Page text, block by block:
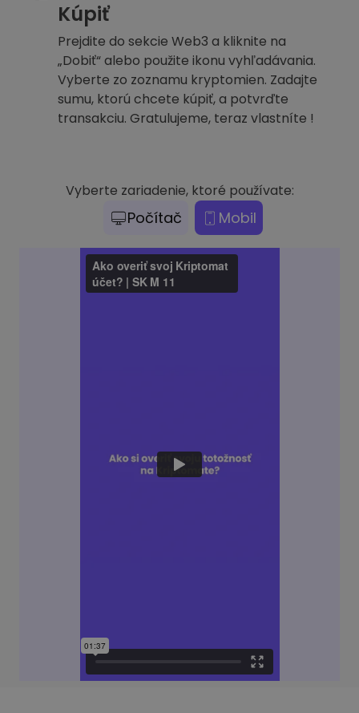
Kúpiť
Prejdite do sekcie Web3 a kliknite na
„Dobiť“ alebo použite ikonu vyhľadávania.
Vyberte zo zoznamu kryptomien. Zadajte
sumu, ktorú chcete kúpiť, a potvrďte
transakciu. Gratulujeme, teraz vlastníte !
Vyberte zariadenie, ktoré používate:
Počítač Mobil